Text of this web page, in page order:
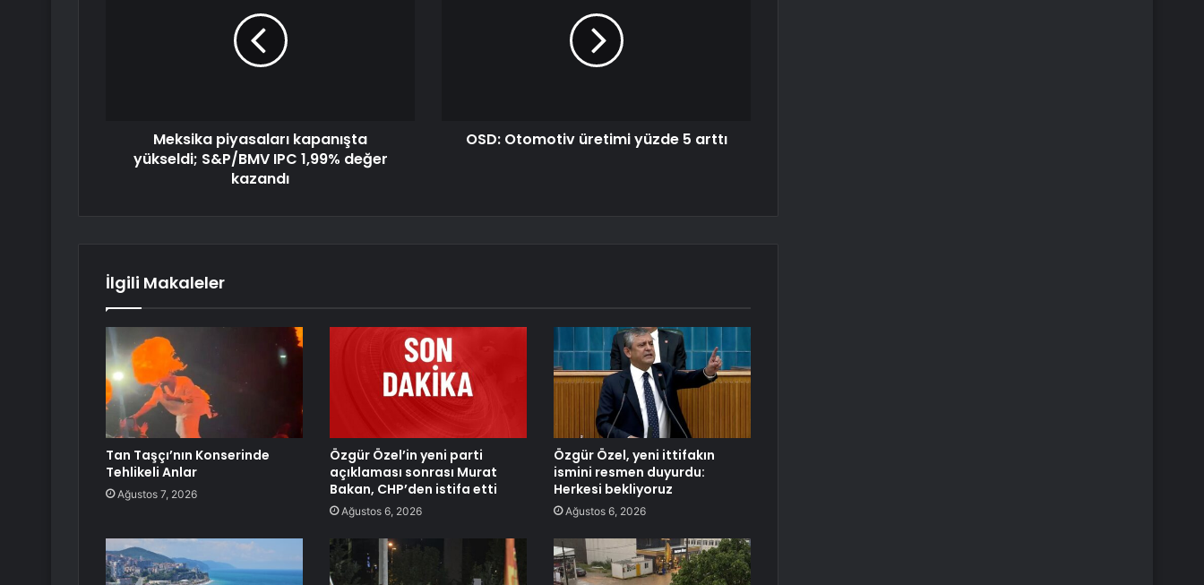
Meksika piyasaları kapanışta
yükseldi; S&P/BMV IPC 1,99% değer
kazandı
OSD: Otomotiv üretimi yüzde 5 arttı
İlgili Makaleler
Tan Taşçı’nın Konserinde
Tehlikeli Anlar
Ağustos 7, 2026
Özgür Özel’in yeni parti
açıklaması sonrası Murat
Bakan, CHP’den istifa etti
Ağustos 6, 2026
Özgür Özel, yeni ittifakın
ismini resmen duyurdu:
Herkesi bekliyoruz
Ağustos 6, 2026